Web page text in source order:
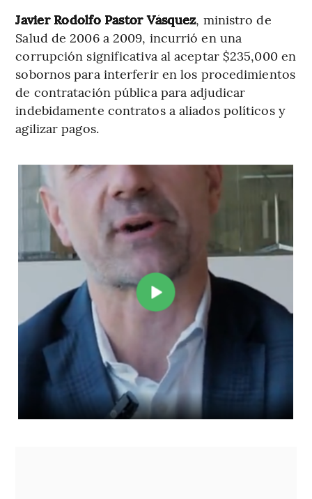
Javier Rodolfo Pastor Vásquez, ministro de
Salud de 2006 a 2009, incurrió en una
corrupción significativa al aceptar $235,000 en
sobornos para interferir en los procedimientos
de contratación pública para adjudicar
indebidamente contratos a aliados políticos y
agilizar pagos.